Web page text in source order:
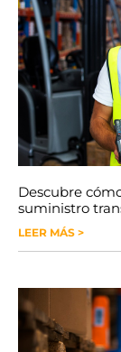
Descubre
suministro
LEER MÁS >